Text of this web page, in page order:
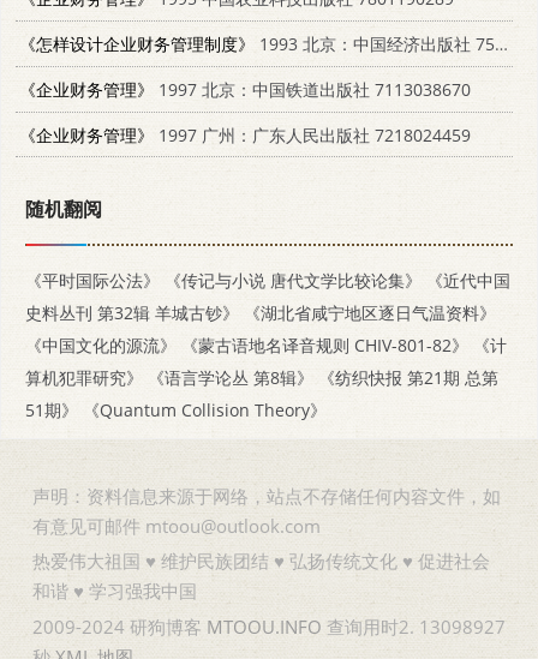
《怎样设计企业财务管理制度》
1993 北京：中国经济出版社 7501726825
《企业财务管理》
1997 北京：中国铁道出版社 7113038670
《企业财务管理》
1997 广州：广东人民出版社 7218024459
随机翻阅
《平时国际公法》 《传记与小说 唐代文学比较论集》
《近代中国
史料丛刊 第32辑 羊城古钞》
《湖北省咸宁地区逐日气温资料》
《中国文化的源流》
《蒙古语地名译音规则 CHIV-801-82》
《计
算机犯罪研究》
《语言学论丛 第8辑》
《纺织快报 第21期 总第
51期》
《Quantum Collision Theory》
声明：资料信息来源于网络，站点不存储任何内容文件，如
有意见可邮件 mtoou@outlook.com
热爱伟大祖国 ♥ 维护民族团结 ♥ 弘扬传统文化 ♥ 促进社会
和谐 ♥ 学习强我中国
2009-2024 研狗博客 MTOOU.INFO 查询用时2. 13098927